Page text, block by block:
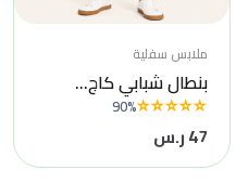
ملابس سفلية
بنطال شبابي كاج...
90%
47 ر.س